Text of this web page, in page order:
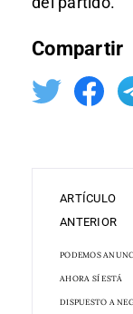
Compartir
ARTÍCULO
ANTERIOR
PODEMOS
AHORA SÍ ESTÁ
DISPUESTO A